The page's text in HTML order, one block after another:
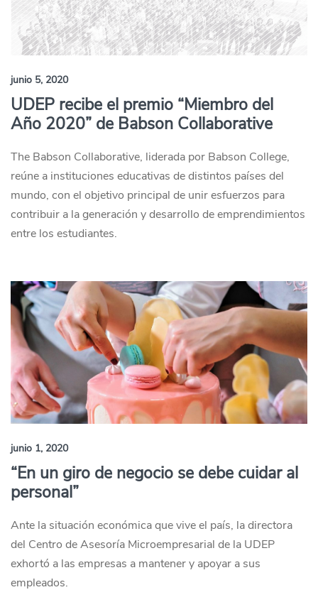
junio 5, 2020
UDEP recibe el premio “Miembro del
Año 2020” de Babson Collaborative
The Babson Collaborative, liderada por Babson College,
reúne a instituciones educativas de distintos países del
mundo, con el objetivo principal de unir esfuerzos para
contribuir a la generación y desarrollo de emprendimientos
entre los estudiantes.
junio 1, 2020
“En un giro de negocio se debe cuidar al
personal”
Ante la situación económica que vive el país, la directora
del Centro de Asesoría Microempresarial de la UDEP
exhortó a las empresas a mantener y apoyar a sus
empleados.